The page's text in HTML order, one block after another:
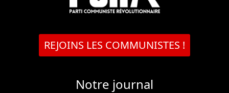
REJOINS LES COMMUNISTES !
Notre journal